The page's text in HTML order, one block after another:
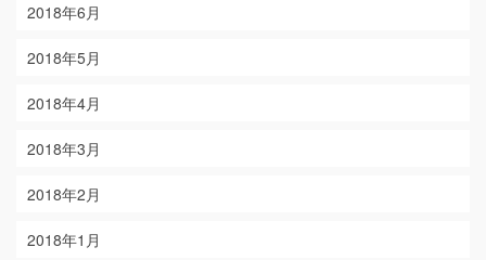
2018年6月
2018年5月
2018年4月
2018年3月
2018年2月
2018年1月